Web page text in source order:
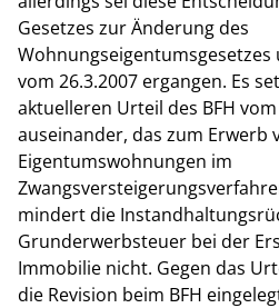
Gesetzes zur Änderung des
vom 26.3.2007 ergangen. Es
aktuelleren Urteil des BFH vom
auseinander, das zum Erwerb
Eigentumswohnungen im
mindert die
Grunderwerbsteuer bei der
Immobilie nicht. Gegen das
die Revision beim BFH